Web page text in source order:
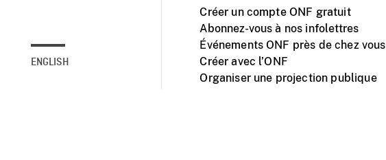
ENGLISH
Créer un compte ONF gratuit
Abonnez-vous à nos infolettres
Événements ONF près de chez vous
Créer avec l’ONF
Organiser une projection publique